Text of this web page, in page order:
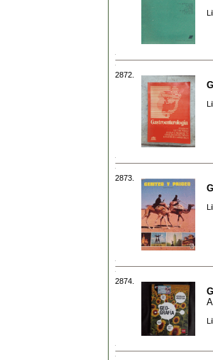
2872.
2873.
2874.